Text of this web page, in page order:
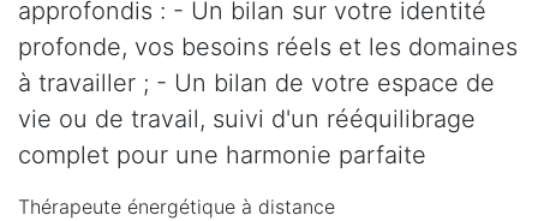
approfondis : - Un bilan sur votre identité
profonde, vos besoins réels et les domaines
à travailler ; - Un bilan de votre espace de
vie ou de travail, suivi d'un rééquilibrage
complet pour une harmonie parfaite
Thérapeute énergétique à distance